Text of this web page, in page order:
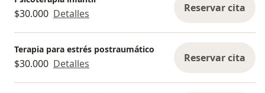
$30.000 Detalles Reservar cita
Terapia para estrés postraumático
$30.000 Detalles Reservar cita